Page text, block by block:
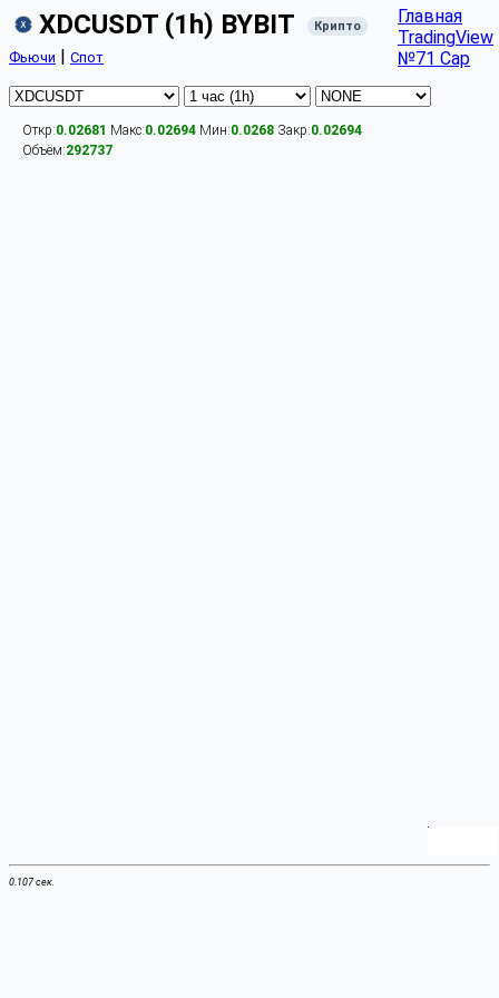
XDCUSDT (1h) BYBIT Крипто
Фьючи | Спот
Главная
TradingView
№71 Cap
Откр:0.02681 Макс:0.02694 Мин:0.0268 Закр:0.02694
Объём:292737
0.107 сек.